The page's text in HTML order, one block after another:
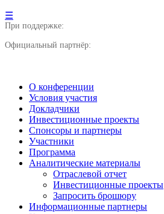
☰
При поддержке:
Официальный партнёр:
О конференции
Условия участия
Докладчики
Инвестиционные проекты
Спонсоры и партнеры
Участники
Программа
Аналитические материалы
Отраслевой отчет
Инвестиционные проекты
Запросить брошюру
Информационные партнеры